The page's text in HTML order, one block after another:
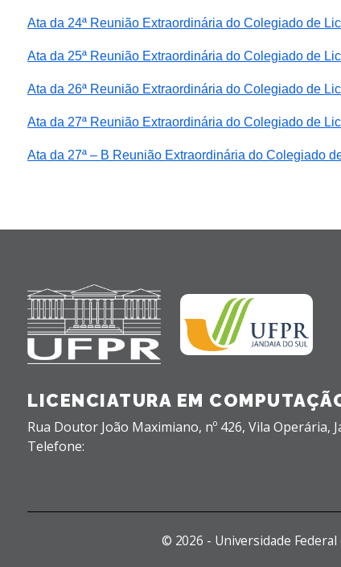
Ata da 24ª Reunião Extraordinária do Colegiado de
Ata da 25ª Reunião Extraordinária do Colegiado de
Ata da 26ª Reunião Extraordinária do Colegiado de
Ata da 27ª Reunião Extraordinária do Colegiado de
Ata da 27ª – B Reunião Extraordinária do Colegiado
LICENCIATURA EM
Rua Doutor João Maximiano, nº 426, Vila Operária,
Telefone:
© 2026 - Universidade Federal